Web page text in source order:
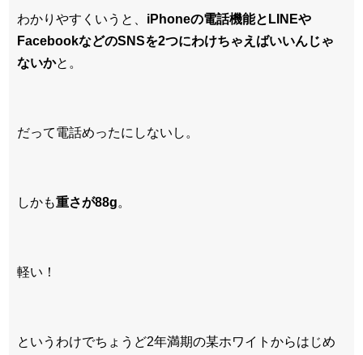
わかりやすくいうと、 iPhoneの電話機能とLINEや
FacebookなどのSNSを2つにわけちゃえばいいんじゃ
ないかと。
だって電話めったにしないし。
しかも重さが88g。
軽い！
というわけでちょうど2年満期の某ホワイトからはじめ